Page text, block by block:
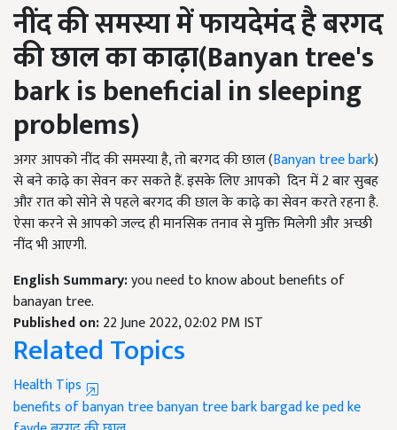
नींद की समस्या में फायदेमंद है बरगद
की छाल का काढ़ा(Banyan tree's
bark is beneficial in sleeping
problems)
अगर आपको नींद की समस्या है, तो बरगद की छाल (Banyan tree bark)
से बने काढ़े का सेवन कर सकते हैं. इसके लिए आपको दिन में 2 बार सुबह
और रात को सोने से पहले बरगद की छाल के काढ़े का सेवन करते रहना है.
ऐसा करने से आपको जल्द ही मानसिक तनाव से मुक्ति मिलेगी और अच्छी
नींद भी आएगी.
English Summary:you need to know about benefits of
banayan tree.
Published on:22 June 2022, 02:02 PM IST
Related Topics
Health Tips
benefits of banyan treebanyan tree barkbargad ke ped ke